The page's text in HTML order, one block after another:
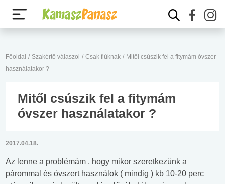
Főoldal / Szakértő válaszol / Csak fiúknak / Mitől csúszik fel a fitymám óvszer
használatakor ?
Mitől csúszik fel a fitymám
óvszer használatakor ?
2017.04.18.
Az lenne a problémám , hogy mikor szeretkezünk a
párommal és óvszert használok ( mindig ) kb 10-20 perc